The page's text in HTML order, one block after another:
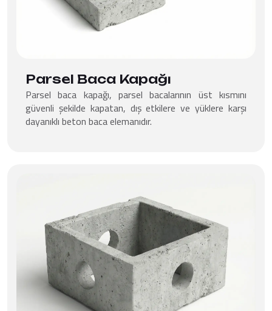
Parsel Baca Kapağı
Parsel baca kapağı, parsel bacalarının üst kısmını
güvenli şekilde kapatan, dış etkilere ve yüklere karşı
dayanıklı beton baca elemanıdır.